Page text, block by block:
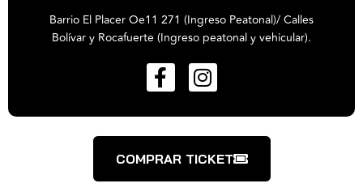
Barrio El Placer Oe11 271 (Ingreso Peatonal)/ Calles
Bolívar y Rocafuerte (Ingreso peatonal y vehicular).
COMPRAR TICKET